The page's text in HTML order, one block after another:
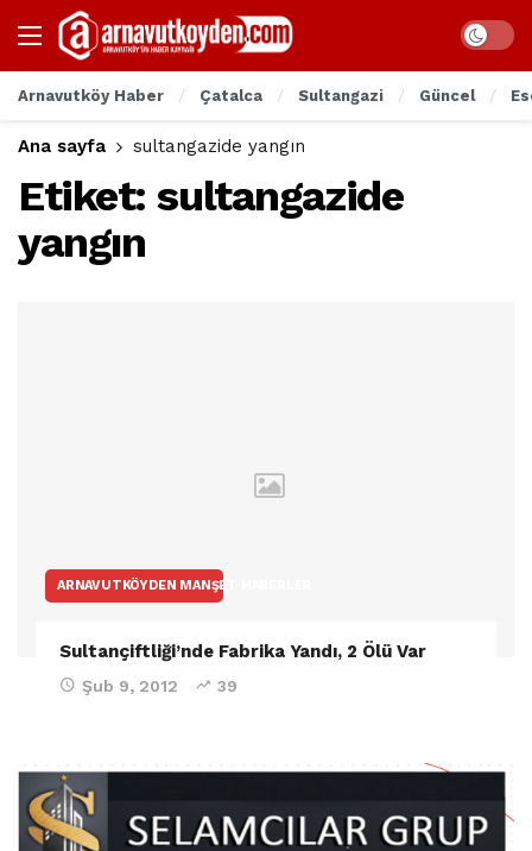
Arnavutköy Haber Çatalca Sultangazi Güncel
Ana sayfa sultangazide yangın
Etiket: sultangazide
yangın
ARNAVUTKÖYDEN MANŞET HABERLER
Sultançiftliği’nde Fabrika Yandı, 2 Ölü Var
Şub 9, 2012 39